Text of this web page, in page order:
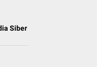
Siber